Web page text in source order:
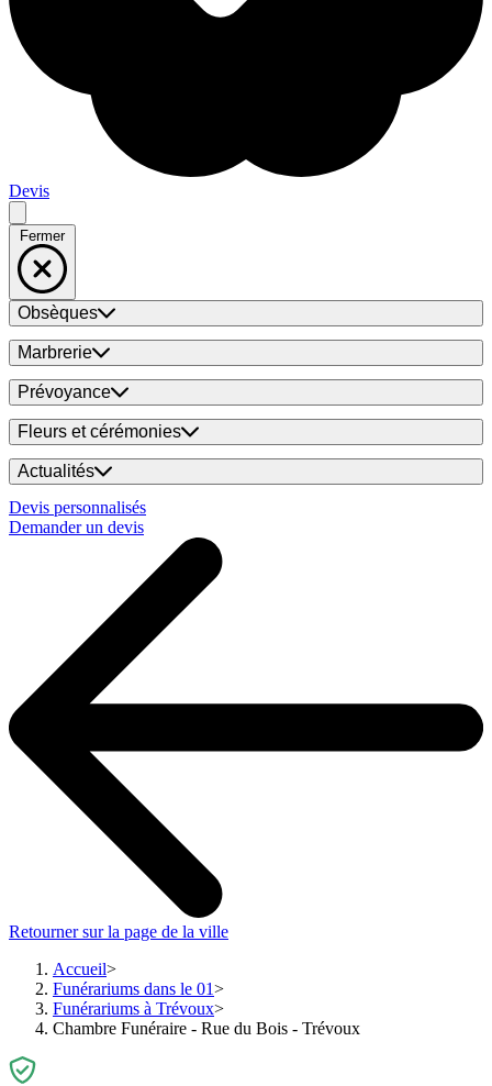
Devis
Fermer
Obsèques
Marbrerie
Prévoyance
Fleurs et cérémonies
Actualités
Devis personnalisés
Demander un devis
Retourner sur la page de la ville
Accueil
Funérariums dans le 01
Funérariums à Trévoux
Chambre Funéraire - Rue du Bois - Trévoux